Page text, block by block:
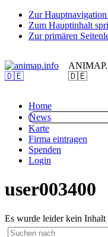
Zur Hauptnavigation
Zum Hauptinhalt
Zur primären
🇩🇪
Home
News
Karte
Firma eintragen
Spenden
Login
user003400
Es wurde leider kein